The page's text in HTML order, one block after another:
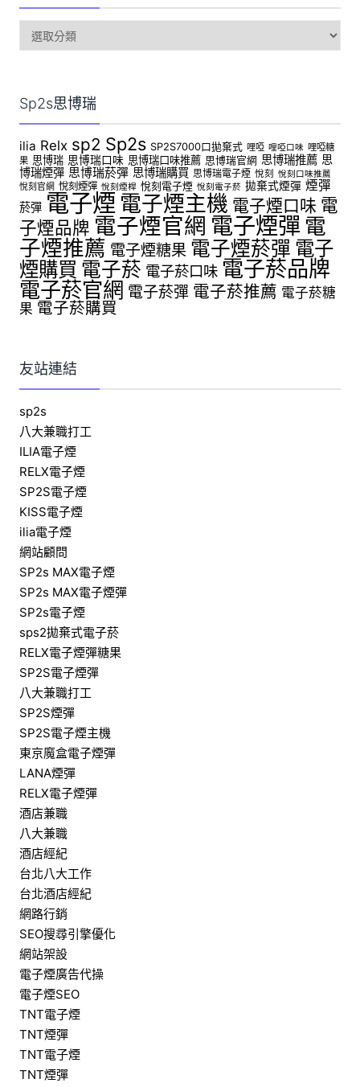
子
Sp2s思博瑞
ilia Relx sp2 Sp2s SP2S7000口拋棄式 哩啞 哩啞口味 哩啞糖
果 思博瑞 思博瑞口味 思博瑞口味推薦 思博瑞官網 思博瑞推薦 思
博瑞煙彈 思博瑞菸彈 思博瑞購買 思博瑞電子煙 悅刻 悅刻口味推薦
悅刻官網 悅刻煙彈 悅刻煙桿 悅刻電子煙 悅刻電子菸 拋棄式煙彈 煙彈
菸彈 電子煙 電子煙主機 電子煙口味 電
子煙品牌 電子煙官網 電子煙彈 電
子煙推薦 電子煙糖果 電子煙菸彈 電子
煙購買 電子菸 電子菸口味 電子菸品牌
電子菸官網 電子菸彈 電子菸推薦 電子菸糖
果 電子菸購買
友站連結
sp2s
八大兼職打工
ILIA電子煙
RELX電子煙
SP2S電子煙
KISS電子煙
ilia電子煙
網站顧問
SP2s MAX電子煙
SP2s MAX電子煙彈
SP2s電子煙
sps2拋棄式電子菸
RELX電子煙彈糖果
SP2S電子煙彈
八大兼職打工
SP2S煙彈
SP2S電子煙主機
東京魔盒電子煙彈
LANA煙彈
RELX電子煙彈
酒店兼職
八大兼職
酒店經紀
台北八大工作
台北酒店經紀
網路行銷
SEO搜尋引擎優化
網站架設
電子煙廣告代操
電子煙SEO
TNT電子煙
TNT煙彈
TNT電子煙
TNT煙彈